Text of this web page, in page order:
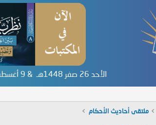
الأحد 26 صفر 1448هـ & 9 أغسطس 2026م
ملتقى أحاديث الأحكام